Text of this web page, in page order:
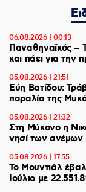
06.08.2026 | 00:13
Παναθηναϊκός –
και πάει για την
05.08.2026 | 21:51
Εύη Βατίδου:
παραλία της
05.08.2026 | 21:32
Στη Μύκονο η
νησί των ανέμων
05.08.2026 | 17:55
Το Μουντιάλ
Ιούλιο με